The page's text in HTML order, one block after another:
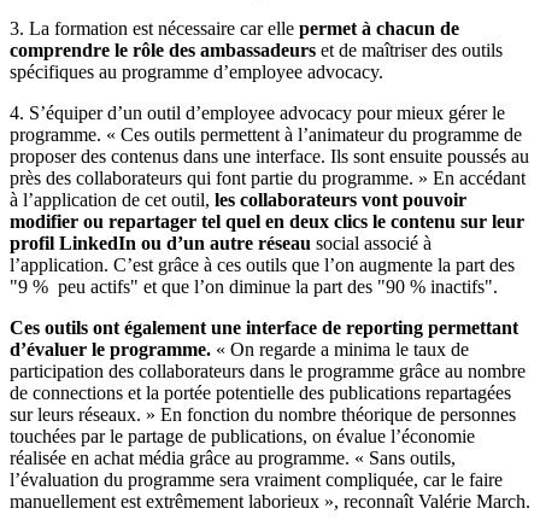
3. La formation est nécessaire car elle permet à chacun de
comprendre le rôle des ambassadeurs et de maîtriser des outils
spécifiques au programme d’employee advocacy.
4. S’équiper d’un outil d’employee advocacy pour mieux gérer le
programme. « Ces outils permettent à l’animateur du programme de
proposer des contenus dans une interface. Ils sont ensuite poussés au
près des collaborateurs qui font partie du programme. » En accédant
à l’application de cet outil, les collaborateurs vont pouvoir
modifier ou repartager tel quel en deux clics le contenu sur leur
profil LinkedIn ou d’un autre réseau social associé à
l’application. C’est grâce à ces outils que l’on augmente la part des
"9 % peu actifs" et que l’on diminue la part des "90 % inactifs".
Ces outils ont également une interface de reporting permettant
d’évaluer le programme. « On regarde a minima le taux de
participation des collaborateurs dans le programme grâce au nombre
de connections et la portée potentielle des publications repartagées
sur leurs réseaux. » En fonction du nombre théorique de personnes
touchées par le partage de publications, on évalue l’économie
réalisée en achat média grâce au programme. « Sans outils,
l’évaluation du programme sera vraiment compliquée, car le faire
manuellement est extrêmement laborieux », reconnaît Valérie March.